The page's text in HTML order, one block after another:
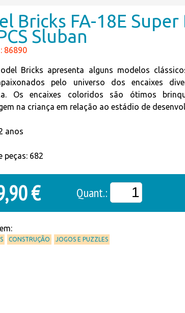
Bricks FA-18E
Sluban
86890
Bricks apresenta alguns modelos
pelo universo dos encaixes
Os encaixes coloridos são ótimos
na criança em relação ao estádio de
anos
peças: 682
€ Quant.:
CONSTRUÇÃO JOGOS E PUZZLES